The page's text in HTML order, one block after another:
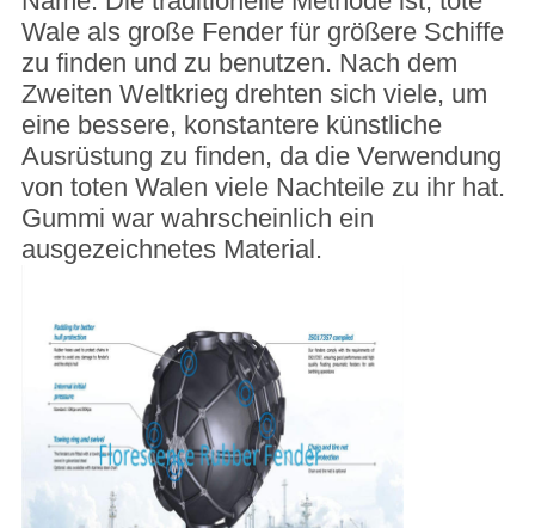
Wale als große Fender für größere Schiffe
zu finden und zu benutzen. Nach dem
Zweiten Weltkrieg drehten sich viele, um
eine bessere, konstantere künstliche
Ausrüstung zu finden, da die Verwendung
von toten Walen viele Nachteile zu ihr hat.
Gummi war wahrscheinlich ein
ausgezeichnetes Material.